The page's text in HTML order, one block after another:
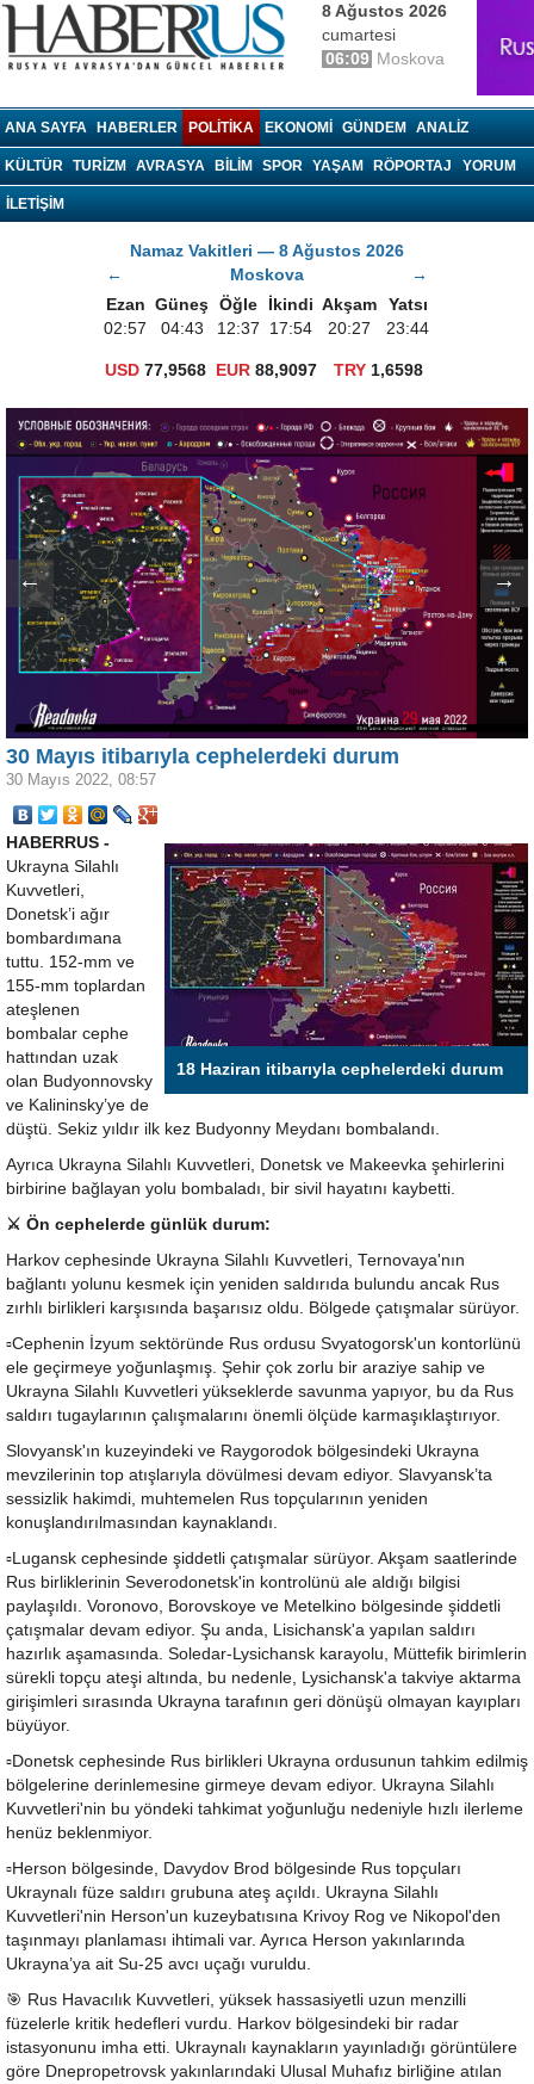
8 Ağustos 2026
cumartesi
06:09 Moskova
ANA SAYFA HABERLER POLITIKA EKONOMI GÜNDEM ANALIZ
KÜLTÜR TURIZM AVRASYA BILIM SPOR YAŞAM RÖPORTAJ YORUM
İLETİŞİM
Namaz Vakitleri — 8 Ağustos 2026
←
Moskova
→
Ezan Güneş Öğle İkindi Akşam
Yatsı
02:57
04:43 12:37 17:54 20:27 23:44
USD 77,9568 EUR 88,9097 TRY1,6598
← →
30 Mayıs itibarıyla cephelerdeki durum
30 Mayıs 2022, 08:57
18 Haziran itibarıyla cephelerdeki durum
HABERRUS -
Ukrayna Silahlı
Kuvvetleri,
Donetsk’i ağır
bombardımana
tuttu. 152-mm ve
155-mm toplardan
ateşlenen
bombalar cephe
hattından uzak
olan Budyonnovsky
ve Kalininsky’ye de
düştü. Sekiz yıldır ilk kez Budyonny Meydanı bombalandı.
Ayrıca Ukrayna Silahlı Kuvvetleri, Donetsk ve Makeevka şehirlerini
birbirine bağlayan yolu bombaladı, bir sivil hayatını kaybetti.
⚔️ Ön cephelerde günlük durum:
Harkov cephesinde Ukrayna Silahlı Kuvvetleri, Ternovaya'nın
bağlantı yolunu kesmek için yeniden saldırıda bulundu ancak Rus
zırhlı birlikleri karşısında başarısız oldu. Bölgede çatışmalar sürüyor.
▫️Cephenin İzyum sektöründe Rus ordusu Svyatogorsk'un kontorlünü
ele geçirmeye yoğunlaşmış. Şehir çok zorlu bir araziye sahip ve
Ukrayna Silahlı Kuvvetleri yükseklerde savunma yapıyor, bu da Rus
saldırı tugaylarının çalışmalarını önemli ölçüde karmaşıklaştırıyor.
Slovyansk'ın kuzeyindeki ve Raygorodok bölgesindeki Ukrayna
mevzilerinin top atışlarıyla dövülmesi devam ediyor. Slavyansk’ta
sessizlik hakimdi, muhtemelen Rus topçularının yeniden
konuşlandırılmasından kaynaklandı.
▫️Lugansk cephesinde şiddetli çatışmalar sürüyor. Akşam saatlerinde
Rus birliklerinin Severodonetsk'in kontrolünü ale aldığı bilgisi
paylaşıldı. Voronovo, Borovskoye ve Metelkino bölgesinde şiddetli
çatışmalar devam ediyor. Şu anda, Lisichansk'a yapılan saldırı
hazırlık aşamasında. Soledar-Lysichansk karayolu, Müttefik birimlerin
sürekli topçu ateşi altında, bu nedenle, Lysichansk'a takviye aktarma
girişimleri sırasında Ukrayna tarafının geri dönüşü olmayan kayıpları
büyüyor.
▫️Donetsk cephesinde Rus birlikleri Ukrayna ordusunun tahkim edilmiş
bölgelerine derinlemesine girmeye devam ediyor. Ukrayna Silahlı
Kuvvetleri'nin bu yöndeki tahkimat yoğunluğu nedeniyle hızlı ilerleme
henüz beklenmiyor.
▫️Herson bölgesinde, Davydov Brod bölgesinde Rus topçuları
Ukraynalı füze saldırı grubuna ateş açıldı. Ukrayna Silahlı
Kuvvetleri'nin Herson'un kuzeybatısına Krivoy Rog ve Nikopol'den
taşınmayı planlaması ihtimali var. Ayrıca Herson yakınlarında
Ukrayna’ya ait Su-25 avcı uçağı vuruldu.
🎯 Rus Havacılık Kuvvetleri, yüksek hassasiyetli uzun menzilli
füzelerle kritik hedefleri vurdu. Harkov bölgesindeki bir radar
istasyonunu imha etti. Ukraynalı kaynakların yayınladığı görüntülere
göre Dnepropetrovsk yakınlarındaki Ulusal Muhafız birliğine atılan